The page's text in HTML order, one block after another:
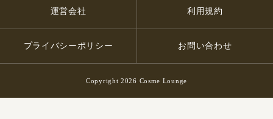
運営会社 利用規約
プライバシーポリシー お問い合わせ
Copyright 2026 Cosme Lounge